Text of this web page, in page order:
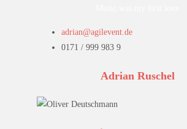
adrian@agilevent.de
0171 / 999 983 9
Adrian Ruschel